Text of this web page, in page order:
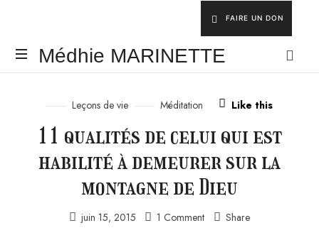
FAIRE UN DON
Médhie
Médhie MARINETTE
-
ÉQUIPER
Leçons de vie Méditation Like this
11 qualités de celui qui est
habilité à demeurer sur la
montagne de Dieu
juin 15, 2015 1 Comment Share